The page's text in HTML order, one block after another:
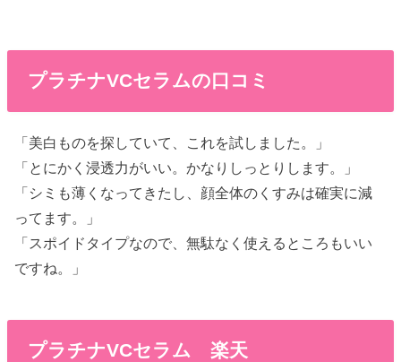
プラチナVCセラムの口コミ
「美白ものを探していて、これを試しました。」
「とにかく浸透力がいい。かなりしっとりします。」
「シミも薄くなってきたし、顔全体のくすみは確実に減
ってます。」
「スポイドタイプなので、無駄なく使えるところもいい
ですね。」
プラチナVCセラム 楽天